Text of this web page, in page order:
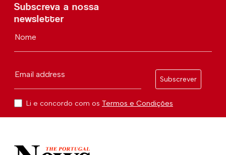
Subscreva a nossa
newsletter
Nome
Email address
Subscrever
Li e concordo com os Termos e Condições